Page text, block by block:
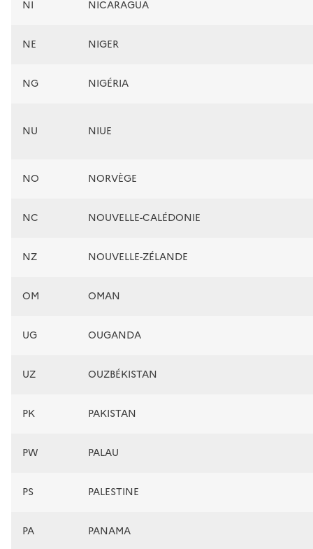
NI NICARAGUA
NE NIGER
NG NIGÉRIA
NU NIUE
NO NORVÈGE
NC NOUVELLE-CALÉDONIE
NZ NOUVELLE-ZÉLANDE
OM OMAN
UG OUGANDA
UZ OUZBÉKISTAN
PK PAKISTAN
PW PALAU
PS PALESTINE
PA PANAMA